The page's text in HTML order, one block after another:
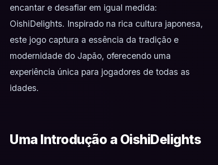
encantar e desafiar em igual medida:
OishiDelights. Inspirado na rica cultura japonesa,
este jogo captura a essência da tradição e
modernidade do Japão, oferecendo uma
experiência única para jogadores de todas as
idades.
Uma Introdução a OishiDelights